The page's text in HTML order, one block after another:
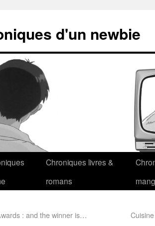
d'un newbie
Chroniques livres &
romans
: and the winner is…